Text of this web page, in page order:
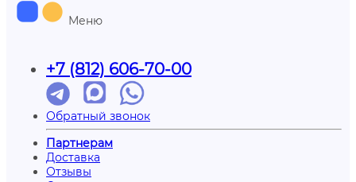
Меню
+7 (812) 606-70-00
Обратный звонок
Партнерам
Доставка
Отзывы